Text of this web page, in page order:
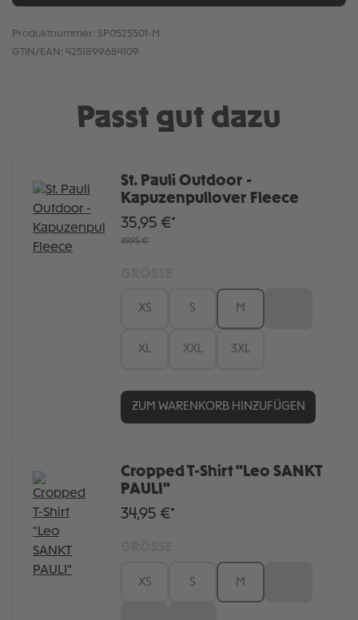
Produktnummer: SP0525501-M
GTIN/EAN: 4251899684109
Passt gut dazu
St. Pauli Outdoor -
Kapuzenpullover Fleece
35,95 €*
89,95 €*
XS S M
XL XXL 3XL
ZUM WARENKORB HINZUFÜGEN
Cropped T-Shirt "Leo SANKT
PAULI"
34,95 €*
XS S M